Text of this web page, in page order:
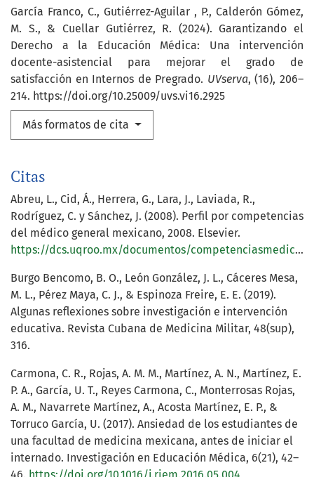
García Franco, C., Gutiérrez-Aguilar , P., Calderón Gómez,
M. S., & Cuellar Gutiérrez, R. (2024). Garantizando el
Derecho a la Educación Médica: Una intervención
docente-asistencial para mejorar el grado de
satisfacción en Internos de Pregrado. UVserva, (16), 206–
214. https://doi.org/10.25009/uvs.vi16.2925
Más formatos de cita
Citas
Abreu, L., Cid, Á., Herrera, G., Lara, J., Laviada, R.,
Rodríguez, C. y Sánchez, J. (2008). Perfil por competencias
del médico general mexicano, 2008. Elsevier.
https://dcs.uqroo.mx/documentos/competenciasmedicogeneralmexicano.pdf
Burgo Bencomo, B. O., León González, J. L., Cáceres Mesa,
M. L., Pérez Maya, C. J., & Espinoza Freire, E. E. (2019).
Algunas reflexiones sobre investigación e intervención
educativa. Revista Cubana de Medicina Militar, 48(sup),
316.
Carmona, C. R., Rojas, A. M. M., Martínez, A. N., Martínez, E.
P. A., García, U. T., Reyes Carmona, C., Monterrosas Rojas,
A. M., Navarrete Martínez, A., Acosta Martínez, E. P., &
Torruco García, U. (2017). Ansiedad de los estudiantes de
una facultad de medicina mexicana, antes de iniciar el
internado. Investigación en Educación Médica, 6(21), 42–